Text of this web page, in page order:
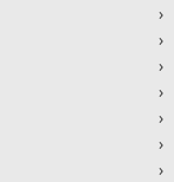
›
›
›
›
›
›
›